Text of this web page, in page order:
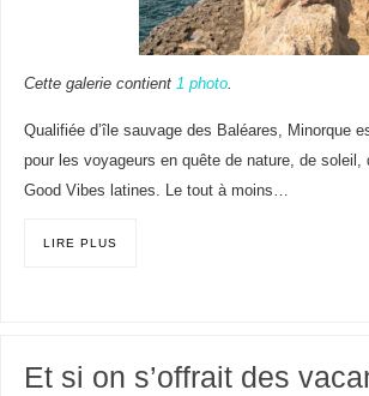
Cette galerie contient 1 photo.
Qualifiée d’île sauvage des Baléares, Minorque
pour les voyageurs en quête de nature, de soleil,
Good Vibes latines. Le tout à moins…
LIRE PLUS
Et si on s’offrait des